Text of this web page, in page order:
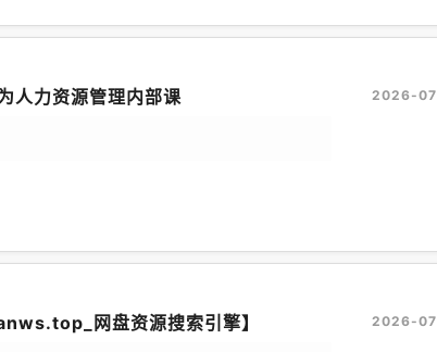
人力资源管理内部课 2026-
网盘资源搜索引擎】 2026-